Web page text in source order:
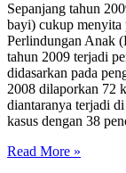
Sepanjang tahun
bayi) cukup
Perlindungan Anak
tahun 2009 terjadi
didasarkan pada
2008 dilaporkan 72
diantaranya terjadi
kasus dengan 38
Read More »